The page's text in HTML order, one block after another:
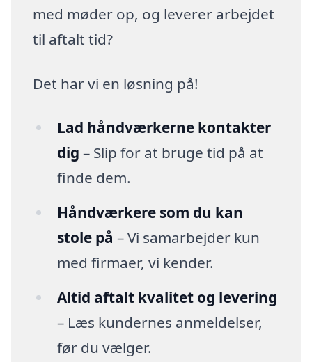
med møder op, og leverer arbejdet
til aftalt tid?
Det har vi en løsning på!
Lad håndværkerne kontakter
dig – Slip for at bruge tid på at
finde dem.
Håndværkere som du kan
stole på – Vi samarbejder kun
med firmaer, vi kender.
Altid aftalt kvalitet og levering
– Læs kundernes anmeldelser,
før du vælger.